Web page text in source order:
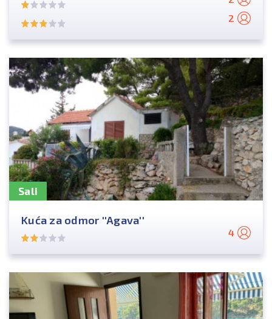
2
Sali
Kuća za odmor ''Agava''
4